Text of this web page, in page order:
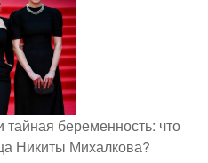
беременность: что
Никиты Михалкова?